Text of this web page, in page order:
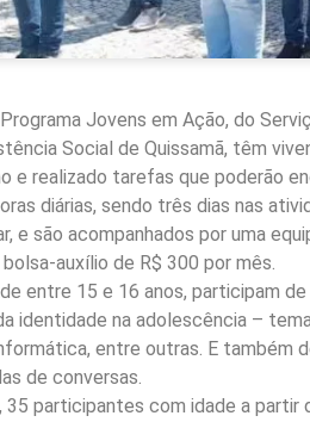
Jovens em Ação, do
Social de Quissamã, têm
e realizado tarefas que poderão
diárias, sendo três dias nas
e são acompanhados por uma
auxílio de R$ 300 por mês.
entre 15 e 16 anos, participam
identidade na adolescência –
entre outras. E também
de conversas.
35 participantes com idade a